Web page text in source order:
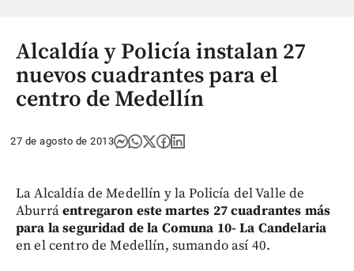
Alcaldía y Policía instalan 27
nuevos cuadrantes para el
centro de Medellín
27 de agosto de 2013
La Alcaldía de Medellín y la Policía del Valle de
Aburráentregaron este martes 27 cuadrantes más
para la seguridad de la Comuna 10- La Candelaria
en el centro de Medellín, sumando así 40.